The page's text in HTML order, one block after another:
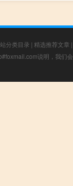
分类目录 | 精选推荐文章 |
说明，我们